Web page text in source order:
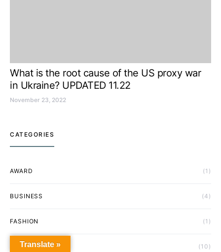
What is the root cause of the US proxy war
in Ukraine? UPDATED 11.22
November 23, 2022
CATEGORIES
AWARD (1)
BUSINESS (4)
FASHION (1)
FEATURED (10)
Translate »